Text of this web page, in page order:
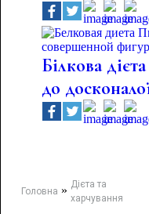
Білкова
до
Головна » Дієта та
харчування